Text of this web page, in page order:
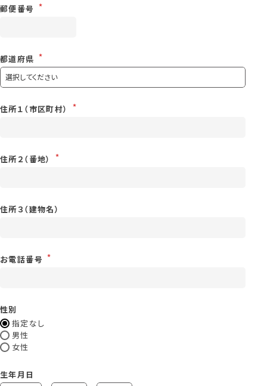
郵便番号
都道府県
住所１（市区町村）
住所２（番地）
住所３（建物名）
お電話番号
性別
指定なし
男性
女性
生年月日